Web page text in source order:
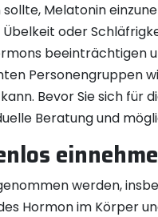
Melatonin
oder
beeinträchtigen
Personengruppen
Bevor Sie sich für
Beratung und
werden,
Hormon im Körper